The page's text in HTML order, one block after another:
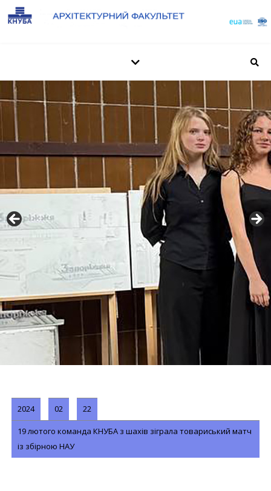
2024 02 22
19 лютого команда КНУБА з шахів зіграла товариський матч
із збірною НАУ